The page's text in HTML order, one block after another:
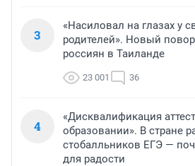
3
«Насиловал на глазах у
родителей». Новый
россиян в Таиланде
23 001 36
4
«Дисквалификация
образовании». В стране
стобалльников ЕГЭ —
для радости